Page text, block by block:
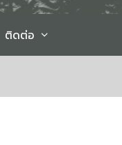
ติดต่อ